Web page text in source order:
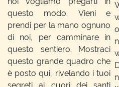
questo modo. Vieni e
prendi per la mano ognuno
di noi, per camminare in
questo sentiero. Mostraci
questo grande quadro che
è posto qui, rivelando i tuoi